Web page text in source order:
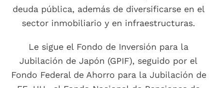
deuda pública, además de diversificarse en el
sector inmobiliario y en infraestructuras.
Le sigue el Fondo de Inversión para la
Jubilación de Japón (GPIF), seguido por el
Fondo Federal de Ahorro para la Jubilación de